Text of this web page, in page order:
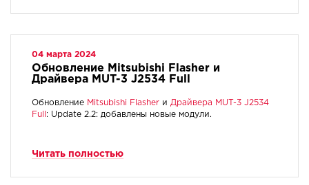
04 марта 2024
Обновление Mitsubishi Flasher и
Драйвера MUT-3 J2534 Full
Обновление Mitsubishi Flasher и Драйвера MUT-3 J2534
Full : Update 2.2: добавлены новые модули.
Читать полностью